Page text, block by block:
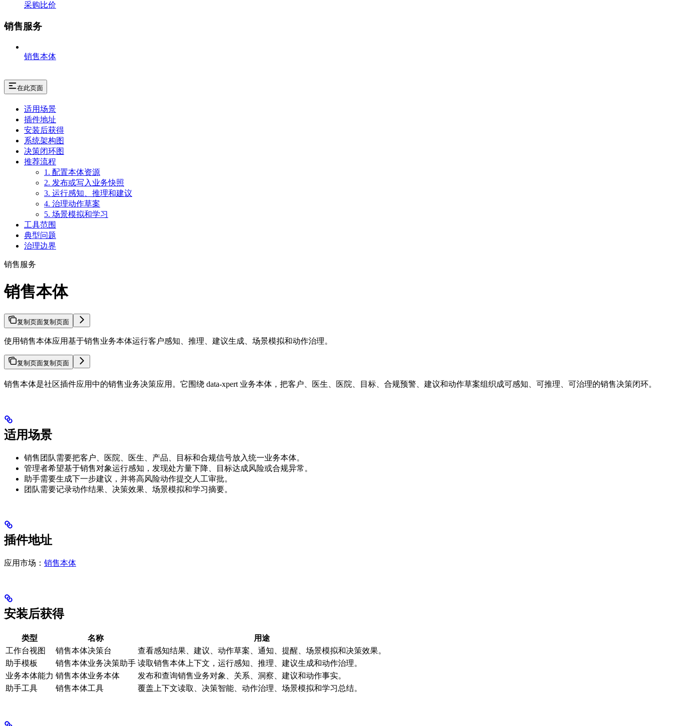
采购比价
销售服务
销售本体
在此页面
适用场景
插件地址
安装后获得
系统架构图
决策闭环图
推荐流程
1. 配置本体资源
2. 发布或写入业务快照
3. 运行感知、推理和建议
4. 治理动作草案
5. 场景模拟和学习
工具范围
典型问题
治理边界
销售服务
销售本体
复制页面复制页面
使用销售本体应用基于销售业务本体运行客户感知、推理、建议生成、场景模拟和动作治理。
复制页面复制页面
销售本体是社区插件应用中的销售业务决策应用。它围绕 data-xpert 业务本体，把客户、医生、医院、目标、合规预警、建议和动作草案组织成可感知、可推理、可治理的销售决策闭环。
适用场景
销售团队需要把客户、医院、医生、产品、目标和合规信号放入统一业务本体。
管理者希望基于销售对象运行感知，发现处方量下降、目标达成风险或合规异常。
助手需要生成下一步建议，并将高风险动作提交人工审批。
团队需要记录动作结果、决策效果、场景模拟和学习摘要。
插件地址
应用市场： 销售本体
安装后获得
类型 名称
用途
工作台视图
销售本体决策台
查看感知结果、建议、动作草案、通知、提醒、场景模拟和决策效果。
助手模板
销售本体业务决策助手 读取销售本体上下文，运行感知、推理、建议生成和动作治理。
业务本体能力 销售本体业务本体
发布和查询销售业务对象、关系、洞察、建议和动作事实。
助手工具
销售本体工具 覆盖上下文读取、决策智能、动作治理、场景模拟和学习总结。